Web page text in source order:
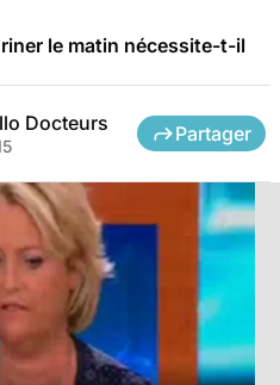
le matin nécessite-t-il
Docteurs Partager